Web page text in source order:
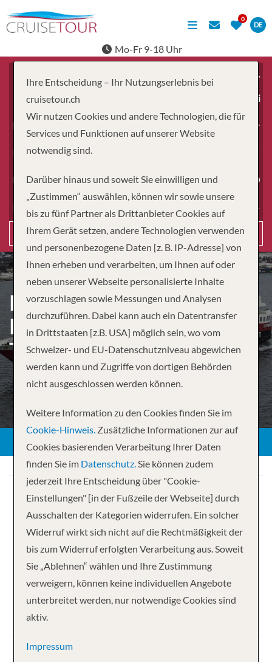
DE
Mo-Fr 9-18 Uhr
Erwachsene
Kinder
Dauer
Reiseart
Suchen
ENTDECKUNGSREISE:
BERGEN – KIRKENES –
TRONDHEIM
Ihre Kreuzfahrt
10 NächteMS Nordnorge
Abfahrt
Ihre Entscheidung – Ihr Nutzungserlebnis bei
cruisetour.ch
Wir nutzen Cookies und andere Technologien, die für
Services und Funktionen auf unserer Website
notwendig sind.
Darüber hinaus und soweit Sie einwilligen und
„Zustimmen“ auswählen, können wir sowie unsere
bis zu fünf Partner als Drittanbieter Cookies auf
Ihrem Gerät setzen, andere Technologien verwenden
und personenbezogene Daten [z. B. IP-Adresse] von
Ihnen erheben und verarbeiten, um Ihnen auf oder
neben unserer Webseite personalisierte Inhalte
vorzuschlagen sowie Messungen und Analysen
durchzuführen. Dabei kann auch ein Datentransfer
in Drittstaaten [z.B. USA] möglich sein, wo vom
Schweizer- und EU-Datenschutzniveau abgewichen
werden kann und Zugriffe von dortigen Behörden
nicht ausgeschlossen werden können.
Weitere Information zu den Cookies finden Sie im
Cookie-Hinweis. Zusätzliche Informationen zur auf
Cookies basierenden Verarbeitung Ihrer Daten
finden Sie im Datenschutz.Sie können zudem
jederzeit Ihre Entscheidung über "Cookie-
Einstellungen" [in der Fußzeile der Webseite] durch
Ausschalten der Kategorien widerrufen. Ein solcher
Widerruf wirkt sich nicht auf die Rechtmäßigkeit der
bis zum Widerruf erfolgten Verarbeitung aus. Soweit
Sie „Ablehnen“ wählen und Ihre Zustimmung
verweigern, können keine individuellen Angebote
unterbreitet werden, nur notwendige Cookies sind
aktiv.
Impressum